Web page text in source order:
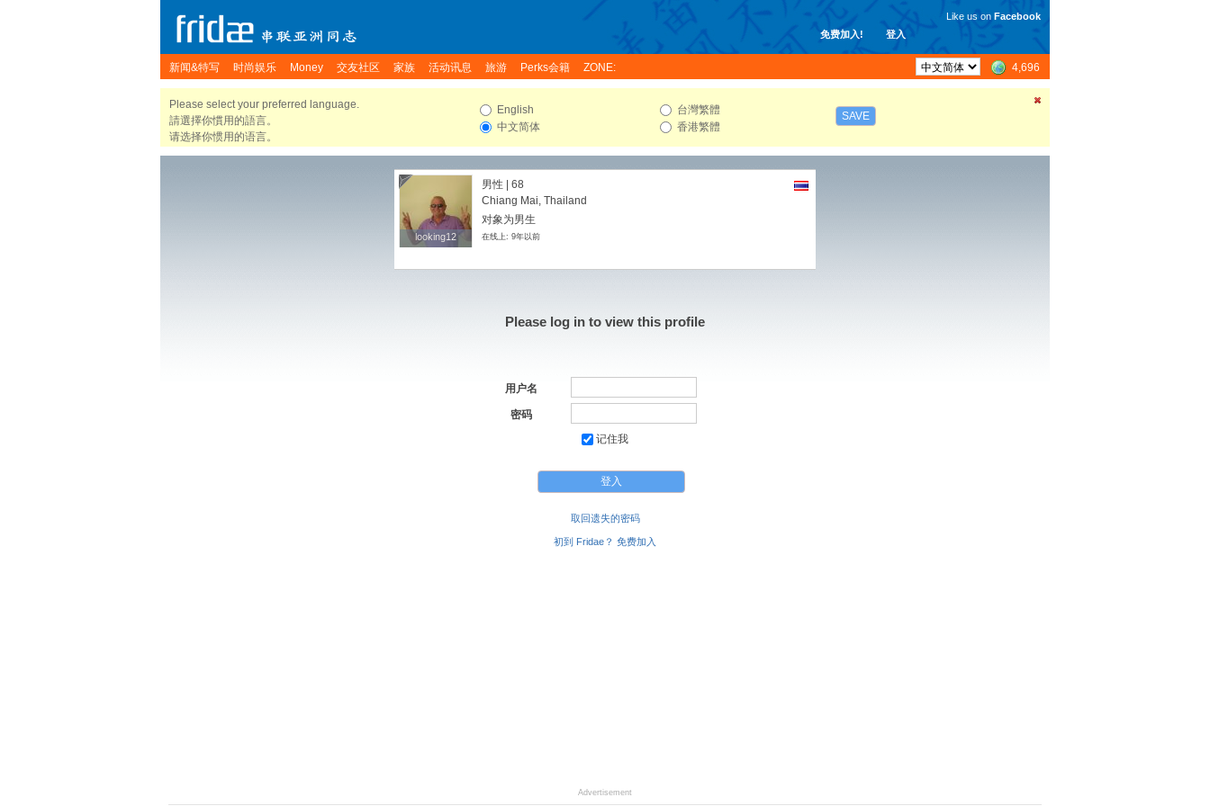
免费加入! 登入
Like us on Facebook
新闻&特写 时尚娱乐 Money 交友社区 家族 活动讯息 旅游 Perks会籍 ZONE: 4,696
Please select your preferred language.
請選擇你慣用的語言。
请选择你惯用的语言。
English
中文简体
台灣繁體
香港繁體
SAVE
looking12
looking12
男性 | 68
Chiang Mai, Thailand
对象为男生
在线上: 9年以前
Please log in to view this profile
用户名
密码
记住我
取回遗失的密码
初到 Fridae？ 免费加入
Advertisement